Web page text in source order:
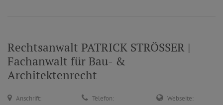
Rechtsanwalt PATRICK STRÖSSER |
Fachanwalt für Bau- &
Architektenrecht
Anschrift: Telefon: Webseite: